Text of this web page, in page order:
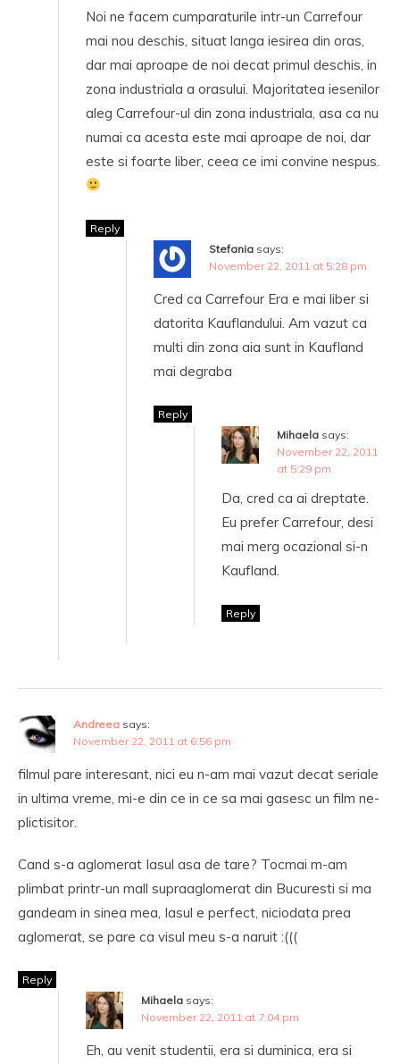
Noi ne facem cumparaturile intr-un Carrefour
mai nou deschis, situat langa iesirea din oras,
dar mai aproape de noi decat primul deschis, in
zona industriala a orasului. Majoritatea iesenilor
aleg Carrefour-ul din zona industriala, asa ca nu
numai ca acesta este mai aproape de noi, dar
este si foarte liber, ceea ce imi convine nespus.
Reply
Stefania says:
November 22, 2011 at 5:28 pm
Cred ca Carrefour Era e mai liber si
datorita Kauflandului. Am vazut ca
multi din zona aia sunt in Kaufland
mai degraba
Reply
Mihaela says:
November 22, 2011
at 5:29 pm
Da, cred ca ai dreptate.
Eu prefer Carrefour, desi
mai merg ocazional si-n
Kaufland.
Reply
Andreea says:
November 22, 2011 at 6:56 pm
filmul pare interesant, nici eu n-am mai vazut decat seriale
in ultima vreme, mi-e din ce in ce sa mai gasesc un film ne-
plictisitor.
Cand s-a aglomerat Iasul asa de tare? Tocmai m-am
plimbat printr-un mall supraaglomerat din Bucuresti si ma
gandeam in sinea mea, Iasul e perfect, niciodata prea
aglomerat, se pare ca visul meu s-a naruit :(((
Reply
Mihaela says:
November 22, 2011 at 7:04 pm
Eh, au venit studentii, era si duminica, era si